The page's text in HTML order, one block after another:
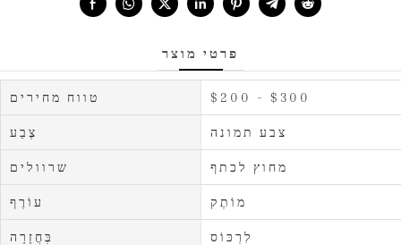
פרטי מוצר
טווח מחירים $200 - $300
צֶבַע צבע תמונה
שרוולים מחוץ לכתף
עוֹרֶף מוֹתֶק
בְּחֲזָרָה לִרְכּוֹס